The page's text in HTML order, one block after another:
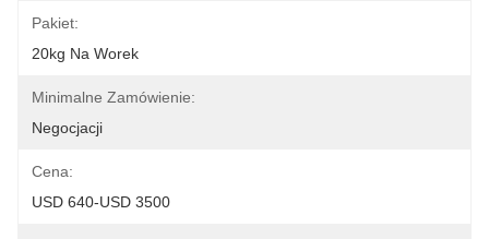
Pakiet:
20kg Na Worek
Minimalne Zamówienie:
Negocjacji
Cena:
USD 640-USD 3500